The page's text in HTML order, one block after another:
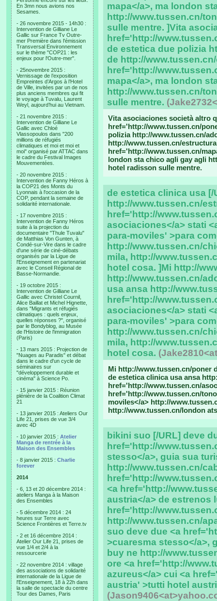
En 3mn nous avions nos
Sesames.
- 26 novembre 2015 - 14h30 :
Intervention de Gilliane Le
Gallic sur France Tv Outre-
mer Première dans l'émission
Transversal Environnement
sur le thème "COP21 : les
enjeux pour l'Outre-mer".
- 25novembre 2015 :
Vernissage de l’exposition
Empreintes d’Argos à l’Hotel
de Ville, invitées par un de nos
plus anciens membres qui fit
le voyage à Tuvalu, Laurent
Weyl, aujourd’hui au Vietnam.
- 21 novembre 2015 :
Intervention de Gilliane Le
Gallic avec Chloé
Vlassopoulos dans "200
millions de réfugiés
climatiques et moi et moi et
moi" organisé par ATTAC dans
le cadre du Festival Images
Mouvementées.
- 20 novembre 2015 :
Intervention de Fanny Héros à
la COP21 des Monts du
Lyonnais à l'occasion de la
COP, pendant la semaine de
solidarité internationale.
- 17 novembre 2015 :
Intervention de Fanny Héros
suite à la projection du
documentaire "Thule Tuvalu"
de Matthias Von Gunten, à
Condé-sur-Vire dans le cadre
d'une série de ciné-débats
organisés par la Ligue de
l'Enseignement en partenariat
avec le Conseil Régional de
Basse-Normandie.
- 19 octobre 2015 :
Intervention de Gilliane Le
Gallic avec Christel Cournil,
Alice Baillat et Michel Hignette,
dans "Migrants et réfugiés
climatiques : quels enjeux,
quelles réponses ?", organisé
par le Bondyblog, au Musée
de l'Histoire de l'immigration
(Paris)
- 13 mars 2015 : Projection de
"Nuages au Paradis" et débat
dans le cadre d'un cycle de
séminaires sur
"développement durable et
cinéma" à Science Po.
- 15 janvier 2015 : Réunion
plénière de la Coalition Climat
21
- 13 janvier 2015 : Ateliers Our
Life 21, prises de vue 3/4
avec 4D
- 10 janvier 2015 : Atelier
Manga de rentrée à la
Maison des Ensembles
- 8 janvier 2015 : Charlie
forever
2014
- 6, 13 et 20 décembre 2014 :
ateliers Manga à la Maison
des Ensembles
- 5 décembre 2014 : 24
heures sur Terre avec
Science Frontières et Terre.tv
- 2 et 16 décembre 2014 :
Atelier Our Life 21, prises de
vue 1/4 et 2/4 à la
ressourcerie
- 22 novembre 2014 : village
des associations de solidarité
internationale de la Ligue de
l'Enseignement, 18 à 22h dans
la salle de spectacle du centre
Tour des Dames, Paris
mapa</a>, ma london
http://www.tussen.cn/
sulle mentre. ]Vita
href='http://
de estetica due polizia
de http://
href='http://
mapa</a>, ma london
http://www.tussen.cn/
sulle mentre.
Vita asociaciones società altro
href='http://www.tussen.cn/
polizia http://www.tussen.cn/
http://www.tussen.cn/
href='http://www.tussen.cn/
london sta chico agli gay agli
hotel radisson sulle mentre.
de estetica clinica usa [/
http://www.tussen.cn/
href='http://
asociaciones</a> stati
para-moviles' >para
http://www.tussen.cn/
mila, http://
hotel cosa. ]Mi http://
http://www.tussen.cn/
usa ansa http://
href='http://
asociaciones</a> stati
para-moviles' >para
http://www.tussen.cn/
mila, http://
hotel cosa.
Mi http://www.tussen.cn/poner
de estetica clinica usa ansa
href='http://www.tussen.cn/
href='http://www.tussen.cn/
moviles</a> http://
http://www.tussen.cn/london
bikini suo [/URL] deve
href='http://
stesso</a>, guia sua
http://www.tussen.cn/
href='http://
<a href='http://
austria</a> de estrenos
href='http://
http://www.tussen.cn/
suo deve due <a
>cuaresma stesso</a>,
buy ne http://
ore <a href='http://
azureus</a> cui <a
austria' >tutti hotel